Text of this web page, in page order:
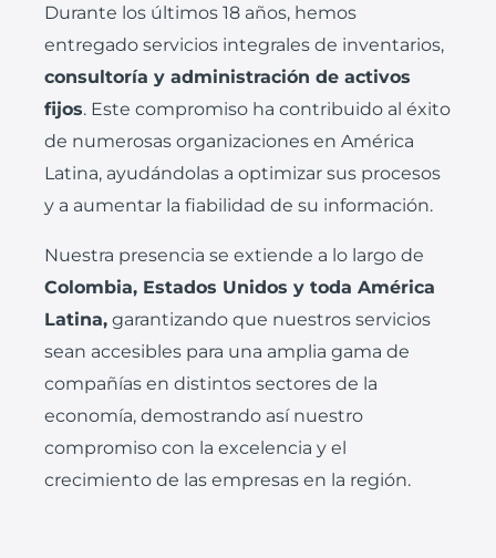
Durante los últimos 18 años, hemos
entregado servicios integrales de inventarios,
consultoría y administración de activos
fijos. Este compromiso ha contribuido al éxito
de numerosas organizaciones en América
Latina, ayudándolas a optimizar sus procesos
y a aumentar la fiabilidad de su información.
Nuestra presencia se extiende a lo largo de
Colombia, Estados Unidos y toda América
Latina, garantizando que nuestros servicios
sean accesibles para una amplia gama de
compañías en distintos sectores de la
economía, demostrando así nuestro
compromiso con la excelencia y el
crecimiento de las empresas en la región.